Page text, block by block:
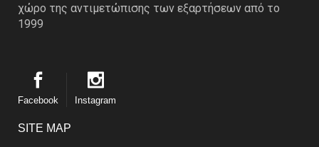
χώρο της αντιμετώπισης των εξαρτήσεων από το
1999
Facebook Instagram
SITE MAP